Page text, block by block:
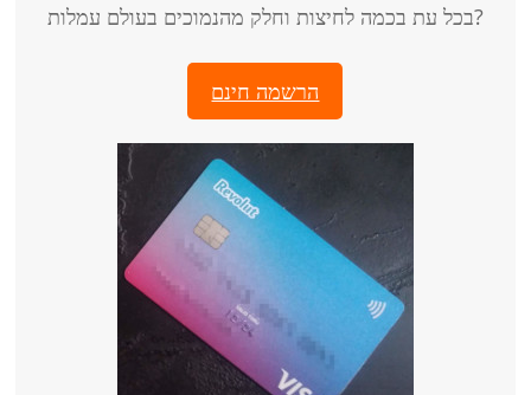
בכל עת בכמה לחיצות וחלק מהנמוכים בעולם עמלות?
הרשמה חינם